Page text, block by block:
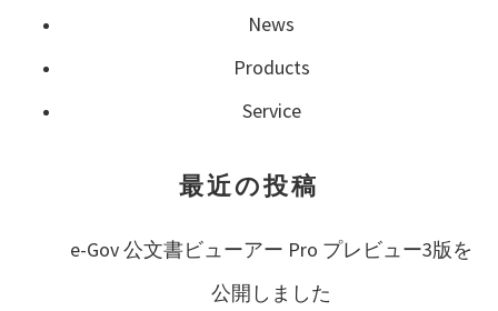
ゲ
ー
ョ
News
Products
Service
最近の投稿
e-Gov 公文書ビューアー Pro プレビュー3版を
公開しました